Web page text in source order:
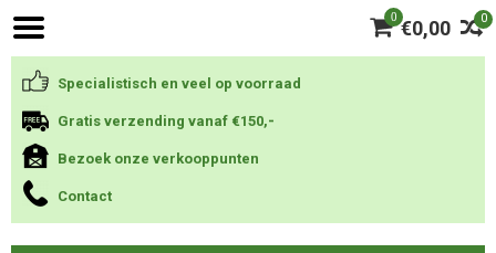
0
0 €0,00
Specialistisch en veel op voorraad
Gratis verzending vanaf €150,-
Bezoek onze verkooppunten
Contact